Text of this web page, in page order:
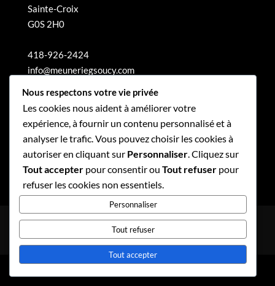
Sainte-Croix
G0S 2H0
418-926-2424
info@meuneriegsoucy.com
Politique de confidentialité
Politique de gouvernance
Nous respectons votre vie privée
Les cookies nous aident à améliorer votre
expérience, à fournir un contenu personnalisé et à
analyser le trafic. Vous pouvez choisir les cookies à
autoriser en cliquant sur Personnaliser . Cliquez sur
Tout accepter pour consentir ou Tout refuser pour
refuser les cookies non essentiels.
Personnaliser
Tout refuser
Tout accepter